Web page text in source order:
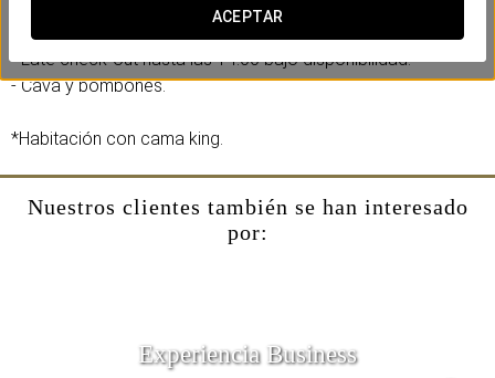
ACEPTAR
Incluye:
- Late check-out hasta las 14:00 bajo disponibilidad.
- Cava y bombones.
*Habitación con cama king.
Nuestros clientes también se han interesado
por:
Experiencia Business